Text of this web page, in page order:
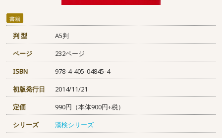
書籍
判 型
A5判
ページ
232ページ
ISBN
978-4-405-04845-4
初版発行日
2014/11/21
定価
990円（本体900円+税）
シリーズ
漢検シリーズ